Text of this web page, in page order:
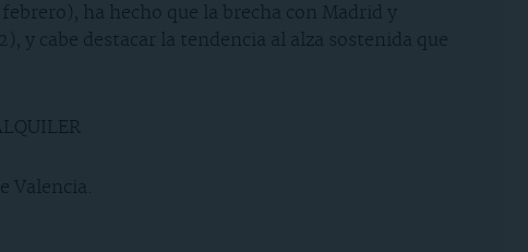
ha hecho que la brecha con Madrid y
y cabe destacar la tendencia al alza sostenida que